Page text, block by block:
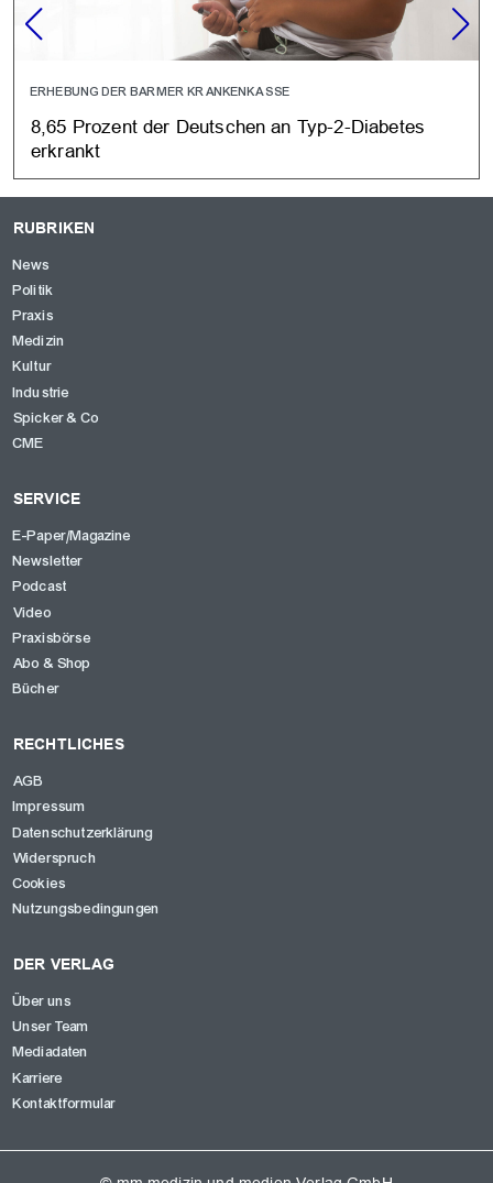
ERHEBUNG DER BARMER KRANKENKASSE
8,65 Prozent der Deutschen an Typ-2-Diabetes
erkrankt
RUBRIKEN
News
Politik
Praxis
Medizin
Kultur
Industrie
Spicker & Co
CME
SERVICE
E-Paper/Magazine
Newsletter
Podcast
Video
Praxisbörse
Abo & Shop
Bücher
RECHTLICHES
AGB
Impressum
Datenschutzerklärung
Widerspruch
Cookies
Nutzungsbedingungen
DER VERLAG
Über uns
Unser Team
Mediadaten
Karriere
Kontaktformular